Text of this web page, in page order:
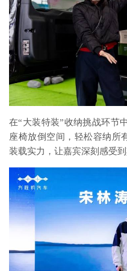
在“大装特装”收纳挑战环节
座椅放倒空间，轻松容纳所
装载实力，让嘉宾深刻感受